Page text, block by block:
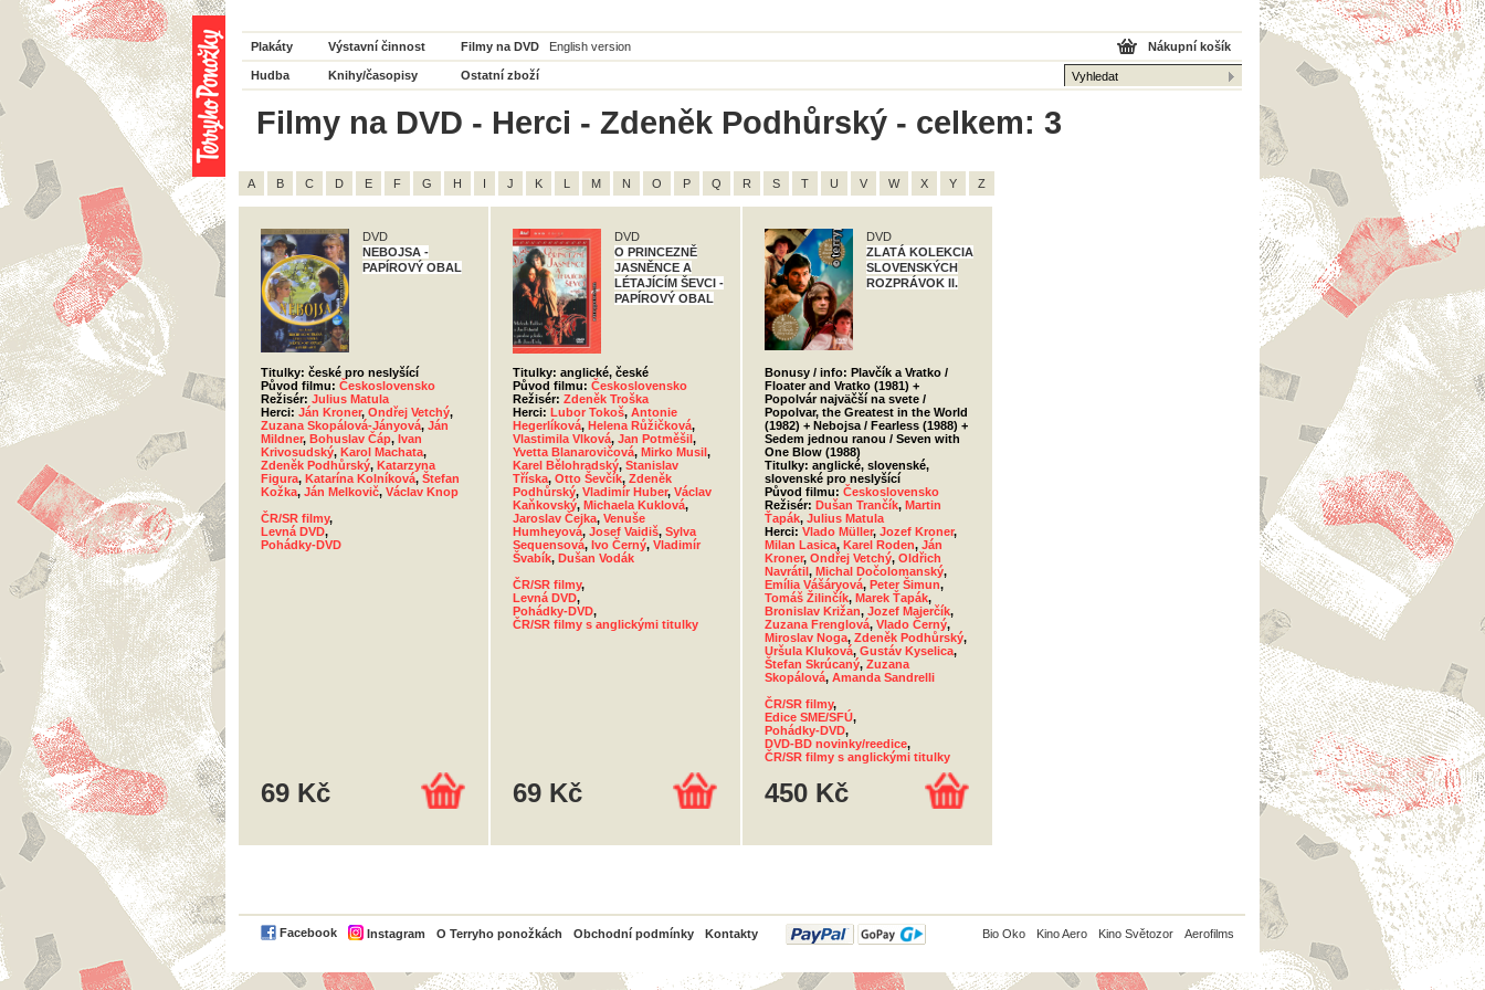
Plakáty Výstavní činnost Filmy na DVD English version
Hudba Knihy/časopisy Ostatní zboží
Nákupní košík
Filmy na DVD - Herci - Zdeněk Podhůrský - celkem: 3
A B C D E F G H I J K L M N O P Q R S T U V W X Y Z
DVD
NEBOJSA -
PAPÍROVÝ OBAL
Titulky: české pro neslyšící
Původ filmu: Československo
Režisér: Julius Matula
Herci: Ján Kroner, Ondřej Vetchý,
Zuzana Skopálová-Jányová, Ján
Mildner, Bohuslav Čáp, Ivan
Krivosudský, Karol Machata,
Zdeněk Podhůrský, Katarzyna
Figura, Katarína Kolníková, Štefan
Kožka, Ján Melkovič, Václav Knop
ČR/SR filmy,
Levná DVD,
Pohádky-DVD
69 Kč
DVD
O PRINCEZNĚ
JASNĚNCE A
LÉTAJÍCÍM ŠEVCI -
PAPÍROVÝ OBAL
Titulky: anglické, české
Původ filmu: Československo
Režisér: Zdeněk Troška
Herci: Lubor Tokoš, Antonie
Hegerlíková, Helena Růžičková,
Vlastimila Vlková, Jan Potměšil,
Yvetta Blanarovičová, Mirko Musil,
Karel Bělohradský, Stanislav
Tříska, Otto Ševčík, Zdeněk
Podhůrský, Vladimír Huber, Václav
Kaňkovský, Michaela Kuklová,
Jaroslav Čejka, Venuše
Humheyová, Josef Vaidiš, Sylva
Sequensová, Ivo Černý, Vladimír
Švabík, Dušan Vodák
ČR/SR filmy,
Levná DVD,
Pohádky-DVD,
ČR/SR filmy s anglickými titulky
69 Kč
DVD
ZLATÁ KOLEKCIA
SLOVENSKÝCH
ROZPRÁVOK II.
Bonusy / info: Plavčík a Vratko /
Floater and Vratko (1981) +
Popolvár najväčší na svete /
Popolvar, the Greatest in the World
(1982) + Nebojsa / Fearless (1988) +
Sedem jednou ranou / Seven with
One Blow (1988)
Titulky: anglické, slovenské,
slovenské pro neslyšící
Původ filmu: Československo
Režisér: Dušan Trančík, Martin
Ťapák, Julius Matula
Herci: Vlado Müller, Jozef Kroner,
Milan Lasica, Karel Roden, Ján
Kroner, Ondřej Vetchý, Oldřich
Navrátil, Michal Dočolomanský,
Emília Vášáryová, Peter Šimun,
Tomáš Žilinčík, Marek Ťapák,
Bronislav Križan, Jozef Majerčík,
Zuzana Frenglová, Vlado Černý,
Miroslav Noga, Zdeněk Podhůrský,
Uršula Kluková, Gustáv Kyselica,
Štefan Skrúcaný, Zuzana
Skopálová, Amanda Sandrelli
ČR/SR filmy,
Edice SME/SFÚ,
Pohádky-DVD,
DVD-BD novinky/reedice,
ČR/SR filmy s anglickými titulky
450 Kč
Facebook Instagram O Terryho ponožkách Obchodní podmínky Kontakty
PayPal Bio Oko Kino Aero Kino Světozor Aerofilms